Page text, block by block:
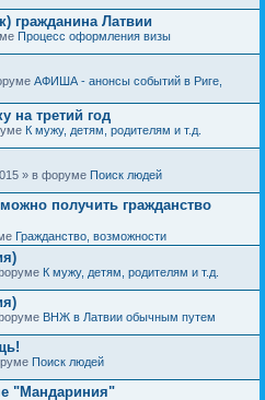
гражданина Латвии
Процесс оформления визы
АФИША - анонсы событий в Риге,
на третий год
К мужу, детям, родителям и т.д.
» в форуме Поиск людей
получить гражданство
Гражданство, возможности
К мужу, детям, родителям и т.д.
ВНЖ в Латвии обычным путем
Поиск людей
"Мандариния"